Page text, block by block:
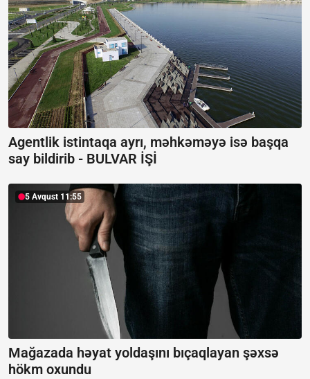
Agentlik istintaqa ayrı, məhkəməyə isə başqa
say bildirib - BULVAR İŞİ
5 Avqust 11:55
Mağazada həyat yoldaşını bıçaqlayan şəxsə
hökm oxundu